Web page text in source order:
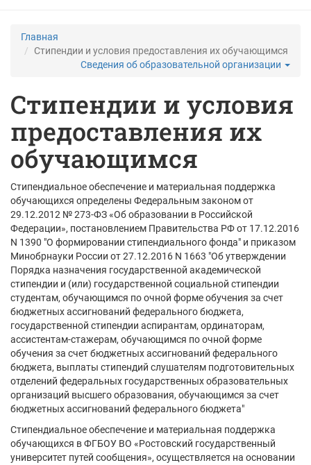
Главная
Стипендии и условия предоставления их обучающимся
Сведения об образовательной организации
Стипендии и условия
предоставления их
обучающимся
Стипендиальное обеспечение и материальная поддержка
обучающихся определены Федеральным законом от
29.12.2012 № 273-ФЗ «Об образовании в Российской
Федерации», постановлением Правительства РФ от 17.12.2016
N 1390 "О формировании стипендиального фонда" и приказом
Минобрнауки России от 27.12.2016 N 1663 "Об утверждении
Порядка назначения государственной академической
стипендии и (или) государственной социальной стипендии
студентам, обучающимся по очной форме обучения за счет
бюджетных ассигнований федерального бюджета,
государственной стипендии аспирантам, ординаторам,
ассистентам-стажерам, обучающимся по очной форме
обучения за счет бюджетных ассигнований федерального
бюджета, выплаты стипендий слушателям подготовительных
отделений федеральных государственных образовательных
организаций высшего образования, обучающимся за счет
бюджетных ассигнований федерального бюджета"
Стипендиальное обеспечение и материальная поддержка
обучающихся в ФГБОУ ВО «Ростовский государственный
университет путей сообщения», осуществляется на основании